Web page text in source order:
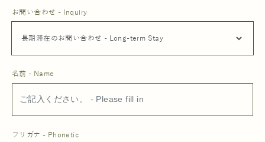
お問い合わせ - Inquiry
名前 - Name
フリガナ - Phonetic